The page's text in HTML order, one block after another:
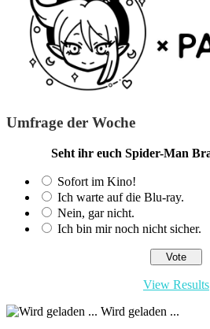
Umfrage der Woche
Seht ihr euch Spider-Man
Sofort im Kino!
Ich warte auf die Blu-ray.
Nein, gar nicht.
Ich bin mir noch nicht sicher.
View Results
Wird geladen ...